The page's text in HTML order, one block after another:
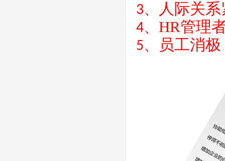
3、 人际关
4、 HR管理
5、 员工消